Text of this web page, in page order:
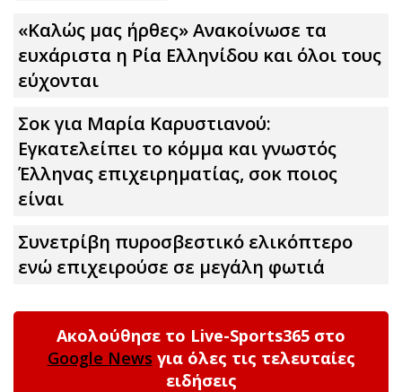
«Καλώς μας ήρθες» Ανακοίνωσε τα
ευxάριστα η Ρία Ελληνίδου και όλοι τους
εύχονται
Σoκ για Μαρία Καρυστιανού:
Εγκατελείπει το κόμμα και γνωστός
Έλληνας επιχειρηματίας, σoκ ποιος
είναι
Συνετρίβη πυροσβεστικό ελικόπτερο
ενώ επιχειρούσε σε μεγάλη φωτιά
Ακολούθησε το Live-Sports365 στο
Google News για όλες τις τελευταίες
ειδήσεις